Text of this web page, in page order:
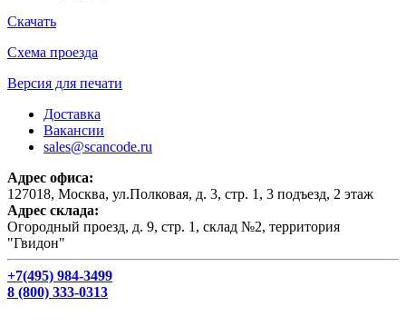
Скачать
Схема проезда
Версия для печати
Доставка
Вакансии
sales@scancode.ru
Адрес офиса:
127018, Москва, ул.Полковая, д. 3, стр. 1, 3 подъезд, 2 этаж
Адрес склада:
Огородный проезд, д. 9, стр. 1, склад №2, территория
"Гвидон"
+7(495) 984-3499
8 (800) 333-0313